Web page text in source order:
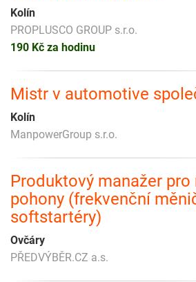
Kolín
PROPLUSCO GROUP s.r.o.
190 Kč za hodinu
Mistr v automotive
Kolín
ManpowerGroup s.r.o.
Produktový manažer pro
pohony (frekvenční
softstartéry)
Ovčáry
PŘEDVÝBĚR.CZ a.s.